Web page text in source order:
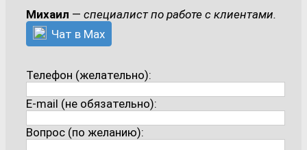
Михаил — специалист по работе с клиентами.
Чат в Max
Телефон (желательно):
E-mail (не обязательно):
Вопрос (по желанию):